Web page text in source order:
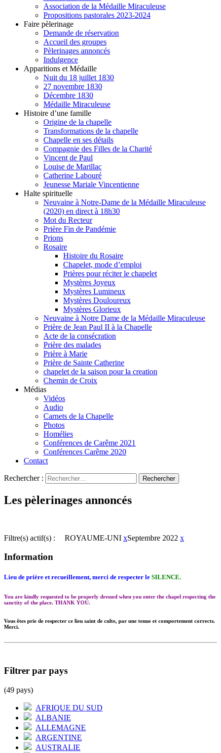
Association de la Médaille Miraculeuse
Propositions pastorales 2023-2024
Faire pèlerinage
Demande de réservation
Accueil des groupes
Pèlerinages annoncés
Indulgence
Apparitions et Médaille
Nuit du 18 juillet 1830
27 novembre 1830
Décembre 1830
Médaille Miraculeuse
Histoire d’une famille
Origine de la chapelle
Transformations de la chapelle
Chapelle en ses détails
Compagnie des Filles de la Charité
Vincent de Paul
Louise de Marillac
Catherine Labouré
Jeunesse Mariale Vincentienne
Halte spirituelle
Neuvaine à Notre-Dame de la Médaille Miraculeuse
(2020) en direct à 18h30
Mot du Recteur
Prière Fin de Pandémie
Prions
Rosaire
Histoire du Rosaire
Chapelet, mode d’emploi
Prières pour réciter le chapelet
Mystères Joyeux
Mystères Lumineux
Mystères Douloureux
Mystères Glorieux
Neuvaine à Notre Dame de la Médaille Miraculeuse
Prière de Jean Paul II à la Chapelle
Acte de la consécration
Prière des malades
Prière à Marie
Prière de Sainte Catherine
chapelet de la saison pour la creation
Chemin de Croix
Médias
Vidéos
Audio
Carnets de la Chapelle
Photos
Homélies
Conférences de Carême 2021
Conférences Carême 2020
Contact
Rechercher :
Les pèlerinages annoncés
Filtre(s) actif(s) : ROYAUME-UNI xSeptembre 2022 x
Information
Lieu de prière et recueillement, merci de respecter le SILENCE.
You are kindly requested to be properly dressed when you enter the chapel respecting the
sanctity of the place. THANK YOU.
Vous êtes prie de respecter ce lieu saint de culte, par une tenue et comportement corrects.
Merci.
Filtrer par pays
(49 pays)
AFRIQUE DU SUD
ALBANIE
ALLEMAGNE
ARGENTINE
AUSTRALIE